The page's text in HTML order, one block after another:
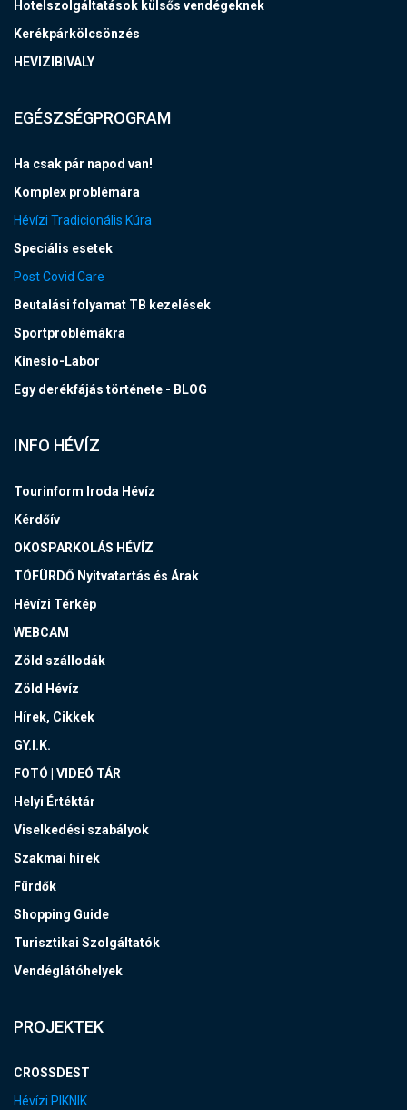
Hotelszolgáltatások külsős vendégeknek
Kerékpárkölcsönzés
HEVIZIBIVALY
EGÉSZSÉGPROGRAM
Ha csak pár napod van!
Komplex problémára
Hévízi Tradicionális Kúra
Speciális esetek
Post Covid Care
Beutalási folyamat TB kezelések
Sportproblémákra
Kinesio-Labor
Egy derékfájás története - BLOG
INFO HÉVÍZ
Tourinform Iroda Hévíz
Kérdőív
OKOSPARKOLÁS HÉVÍZ
TÓFÜRDŐ Nyitvatartás és Árak
Hévízi Térkép
WEBCAM
Zöld szállodák
Zöld Hévíz
Hírek, Cikkek
GY.I.K.
FOTÓ | VIDEÓ TÁR
Helyi Értéktár
Viselkedési szabályok
Szakmai hírek
Fürdők
Shopping Guide
Turisztikai Szolgáltatók
Vendéglátóhelyek
PROJEKTEK
CROSSDEST
Hévízi PIKNIK